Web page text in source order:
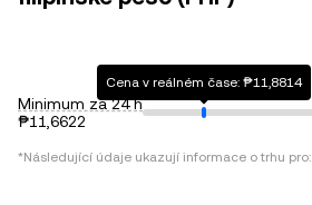
Minimum za 24 h
₱11,6622
Cena v reálném čase: ₱11,8814
*Následující údaje ukazují informace o trhu pro: